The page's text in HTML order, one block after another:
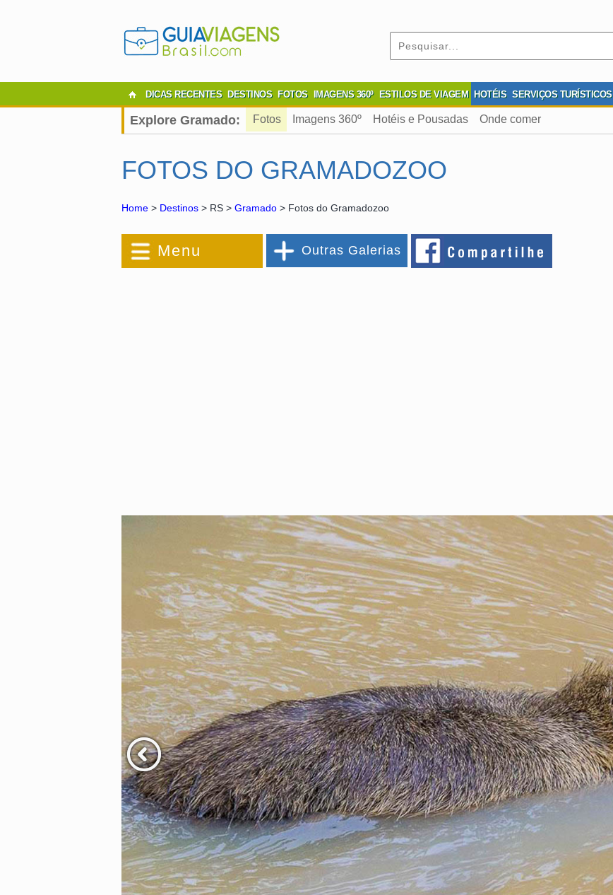
DICAS RECENTES DESTINOS FOTOS IMAGENS 360º ESTILOS DE VIAGEM HOTÉIS SERVIÇOS TURÍSTICOS
Explore Gramado: Fotos Imagens 360º Hotéis e Pousadas Onde comer
FOTOS DO GRAMADOZOO
Home > Destinos > RS > Gramado > Fotos do Gramadozoo
Menu Outras Galerias